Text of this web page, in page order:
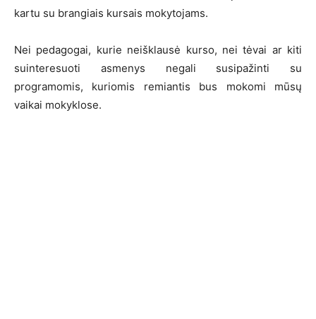
kartu su brangiais kursais mokytojams.
Nei pedagogai, kurie neišklausė kurso, nei tėvai ar kiti
suinteresuoti asmenys negali susipažinti su
programomis, kuriomis remiantis bus mokomi mūsų
vaikai mokyklose.